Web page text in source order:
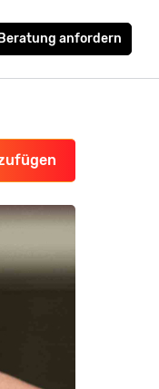
anfordern